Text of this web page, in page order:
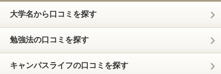
大学名から口コミを探す
勉強法の口コミを探す
キャンパスライフの口コミを探す